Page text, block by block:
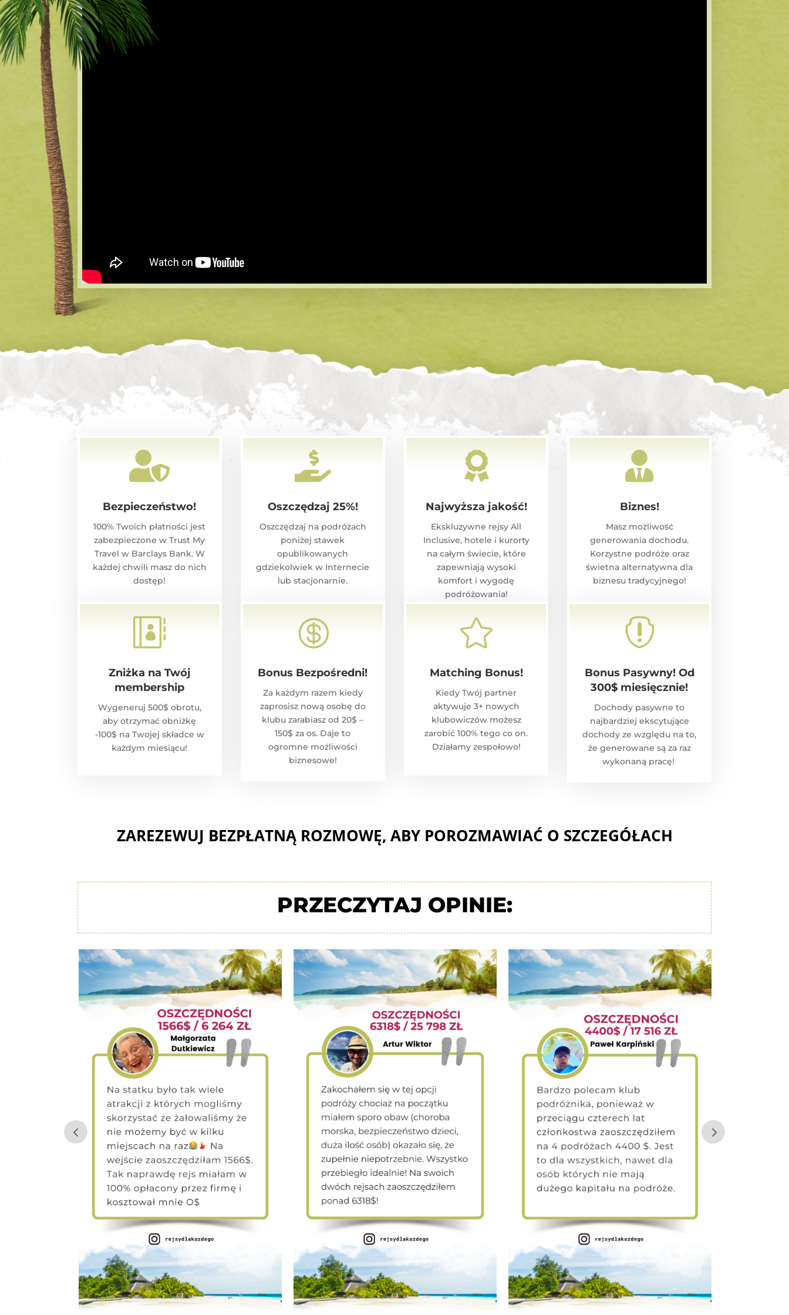

Bezpieczeństwo!
100% Twoich płatności jest
zabezpieczone w Trust My
Travel w Barclays Bank. W
każdej chwili masz do nich
dostęp!

Oszczędzaj 25%!
Oszczędzaj na podróżach
poniżej stawek
opublikowanych
gdziekolwiek w Internecie
lub stacjonarnie.

Najwyższa jakość!
Ekskluzywne rejsy All
Inclusive, hotele i kurorty
na całym świecie, które
zapewniają wysoki
komfort i wygodę
podróżowania!

Biznes!
Masz możliwość
generowania dochodu.
Korzystne podróże oraz
świetna alternatywna dla
biznesu tradycyjnego!

Zniżka na Twój
membership
Wygeneruj 500$ obrotu,
aby otrzymać obniżkę
-100$ na Twojej składce w
każdym miesiącu!

Bonus Bezpośredni!
Za każdym razem kiedy
zaprosisz nową osobę do
klubu zarabiasz od 20$ –
150$ za os. Daje to
ogromne możliwości
biznesowe!

Matching Bonus!
Kiedy Twój partner
aktywuje 3+ nowych
klubowiczów możesz
zarobić 100% tego co on.
Działamy zespołowo!

Bonus Pasywny! Od
300$ miesięcznie!
Dochody pasywne to
najbardziej ekscytujące
dochody ze względu na to,
że generowane są za raz
wykonaną pracę!
ZAREZEWUJ BEZPŁATNĄ ROZMOWĘ, ABY POROZMAWIAĆ O SZCZEGÓŁACH
PRZECZYTAJ OPINIE: